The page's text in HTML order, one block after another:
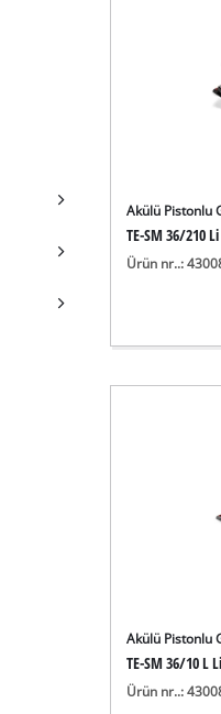
Akülü Pistonlu
TE-SM 36/210
Ürün nr..:
Akülü Pistonlu
TE-SM 36/10 L
Ürün nr..: